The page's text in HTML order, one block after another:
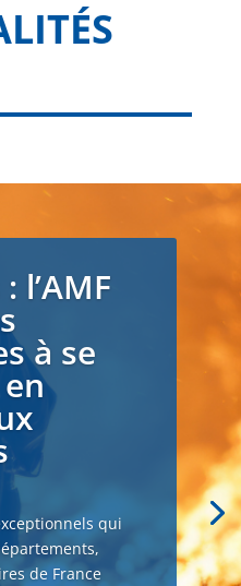
l’AMF
à se
qui
de France